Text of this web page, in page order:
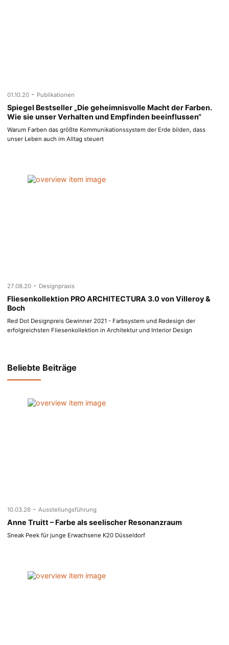
01.10.20 - Publikationen
Spiegel Bestseller „Die geheimnisvolle Macht der Farben.
Wie sie unser Verhalten und Empfinden beeinflussen“
Warum Farben das größte Kommunikationssystem der Erde bilden, dass
unser Leben auch im Alltag steuert
27.08.20 - Designpraxis
Fliesenkollektion PRO ARCHITECTURA 3.0 von Villeroy &
Boch
Red Dot Designpreis Gewinner 2021 - Farbsystem und Redesign der
erfolgreichsten Fliesenkollektion in Architektur und Interior Design
Beliebte Beiträge
10.03.26 - Ausstellungsführung
Anne Truitt – Farbe als seelischer Resonanzraum
Sneak Peek für junge Erwachsene K20 Düsseldorf